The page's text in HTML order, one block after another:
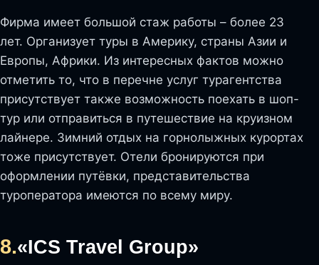
Фирма имеет большой стаж работы – более 23
лет. Организует туры в Америку, страны Азии и
Европы, Африки. Из интересных фактов можно
отметить то, что в перечне услуг турагентства
присутствует также возможность поехать в шоп-
тур или отправиться в путешествие на круизном
лайнере. Зимний отдых на горнолыжных курортах
тоже присутствует. Отели бронируются при
оформлении путёвки, представительства
туроператора имеются по всему миру.
8.«ICS Travel Group»